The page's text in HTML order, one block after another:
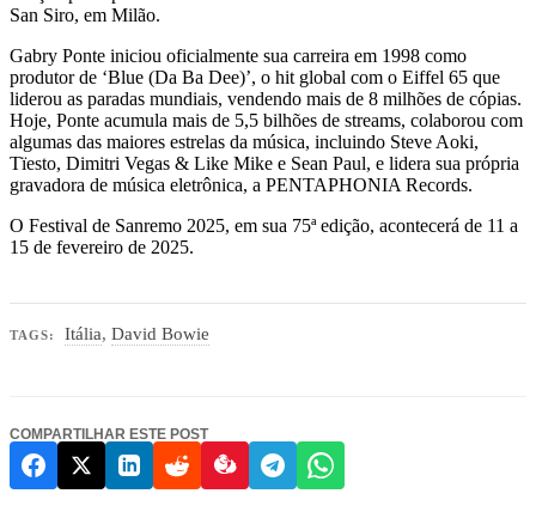
San Siro, em Milão.
Gabry Ponte iniciou oficialmente sua carreira em 1998 como
produtor de ‘Blue (Da Ba Dee)’, o hit global com o Eiffel 65 que
liderou as paradas mundiais, vendendo mais de 8 milhões de cópias.
Hoje, Ponte acumula mais de 5,5 bilhões de streams, colaborou com
algumas das maiores estrelas da música, incluindo Steve Aoki,
Tïesto, Dimitri Vegas & Like Mike e Sean Paul, e lidera sua própria
gravadora de música eletrônica, a PENTAPHONIA Records.
O Festival de Sanremo 2025, em sua 75ª edição, acontecerá de 11 a
15 de fevereiro de 2025.
TAGS: Itália,David Bowie
COMPARTILHAR ESTE POST